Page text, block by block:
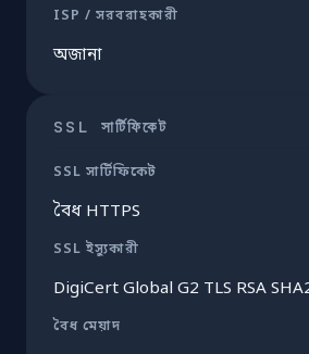
ISP / সরবরাহকারী
অজানা
SSL সার্টিফিকেট
SSL সার্টিফিকেট
বৈধ HTTPS
SSL ইস্যুকারী
DigiCert Global G2 TLS RSA
বৈধ মেয়াদ